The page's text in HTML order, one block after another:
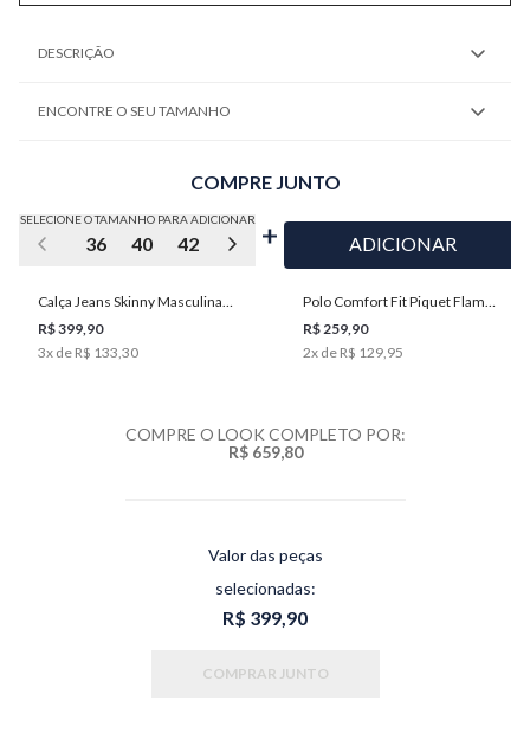
DESCRIÇÃO
ENCONTRE O SEU TAMANHO
COMPRE JUNTO
SELECIONE O TAMANHO PARA ADICIONAR
36 40 42 44 46
Calça Jeans Skinny Masculina
Individual
R$ 399,90
3x de R$ 133,30
ADICIONAR
Polo Comfort Fit Piquet Flame
Masculina Individual
R$ 259,90
2x de R$ 129,95
COMPRE O LOOK COMPLETO POR:
R$ 659,80
Valor das peças
selecionadas:
R$ 399,90
COMPRAR JUNTO